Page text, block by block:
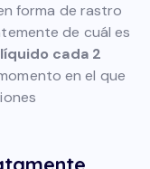
forma de rastro
de cuál es
cada 2
en el que